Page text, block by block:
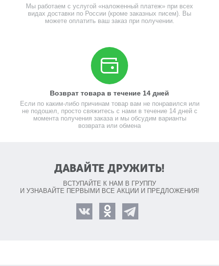
Мы работаем с услугой «наложенный платеж» при всех
видах доставки по России (кроме заказных писем). Вы
можете оплатить ваш заказ при получении.
Возврат товара в течение 14 дней
Если по каким-либо причинам товар вам не понравился или
не подошел, просто свяжитесь с нами в течение 14 дней с
момента получения заказа и мы обсудим варианты
возврата или обмена
ДАВАЙТЕ ДРУЖИТЬ!
ВСТУПАЙТЕ К НАМ В ГРУППУ
И УЗНАВАЙТЕ ПЕРВЫМИ ВСЕ АКЦИИ И ПРЕДЛОЖЕНИЯ!